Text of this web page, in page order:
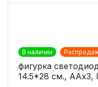
В наличии
фигурка
14.5*28 см., ААх3,